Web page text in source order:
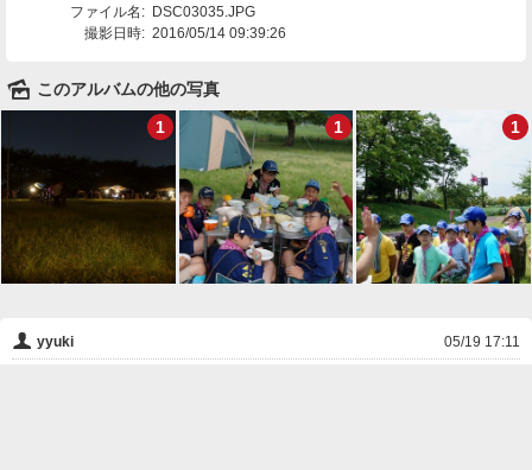
ファイル名: DSC03035.JPG
撮影日時: 2016/05/14 09:39:26
🌄 このアルバムの他の写真
1
1 1
👤 yyuki 05/19 17:11